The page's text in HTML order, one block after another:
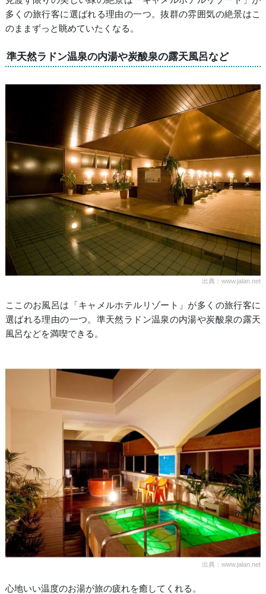
多くの旅行客に選ばれる理由の一つ。抜群の雰囲気の絶景はこ
のままずっと眺めていたくなる。
準天然ラドン温泉の内湯や炭酸泉の露天風呂など
出典：www.jalan.net
ここのお風呂は「キャメルホテルリゾート」が多くの旅行客に
選ばれる理由の一つ。準天然ラドン温泉の内湯や炭酸泉の露天
風呂などを満喫できる。
出典：www.jalan.net
心地いい温度のお湯が旅の疲れを癒してくれる。